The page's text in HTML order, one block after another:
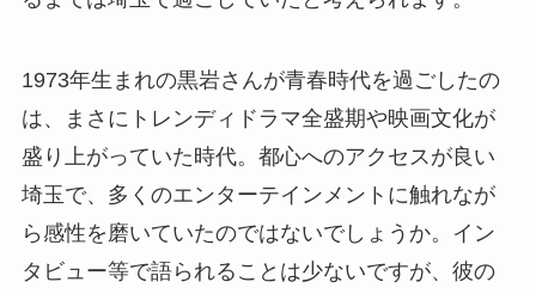
1973年生まれの黒岩さんが青春時代を過ごしたの
は、まさにトレンディドラマ全盛期や映画文化が
盛り上がっていた時代。都心へのアクセスが良い
埼玉で、多くのエンターテインメントに触れなが
ら感性を磨いていたのではないでしょうか。イン
タビュー等で語られることは少ないですが、彼の